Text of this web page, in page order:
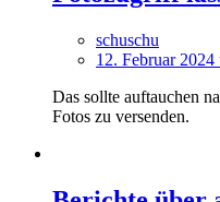
schuschu
12. Februar 2024
Das sollte auftauchen
Fotos zu versenden.